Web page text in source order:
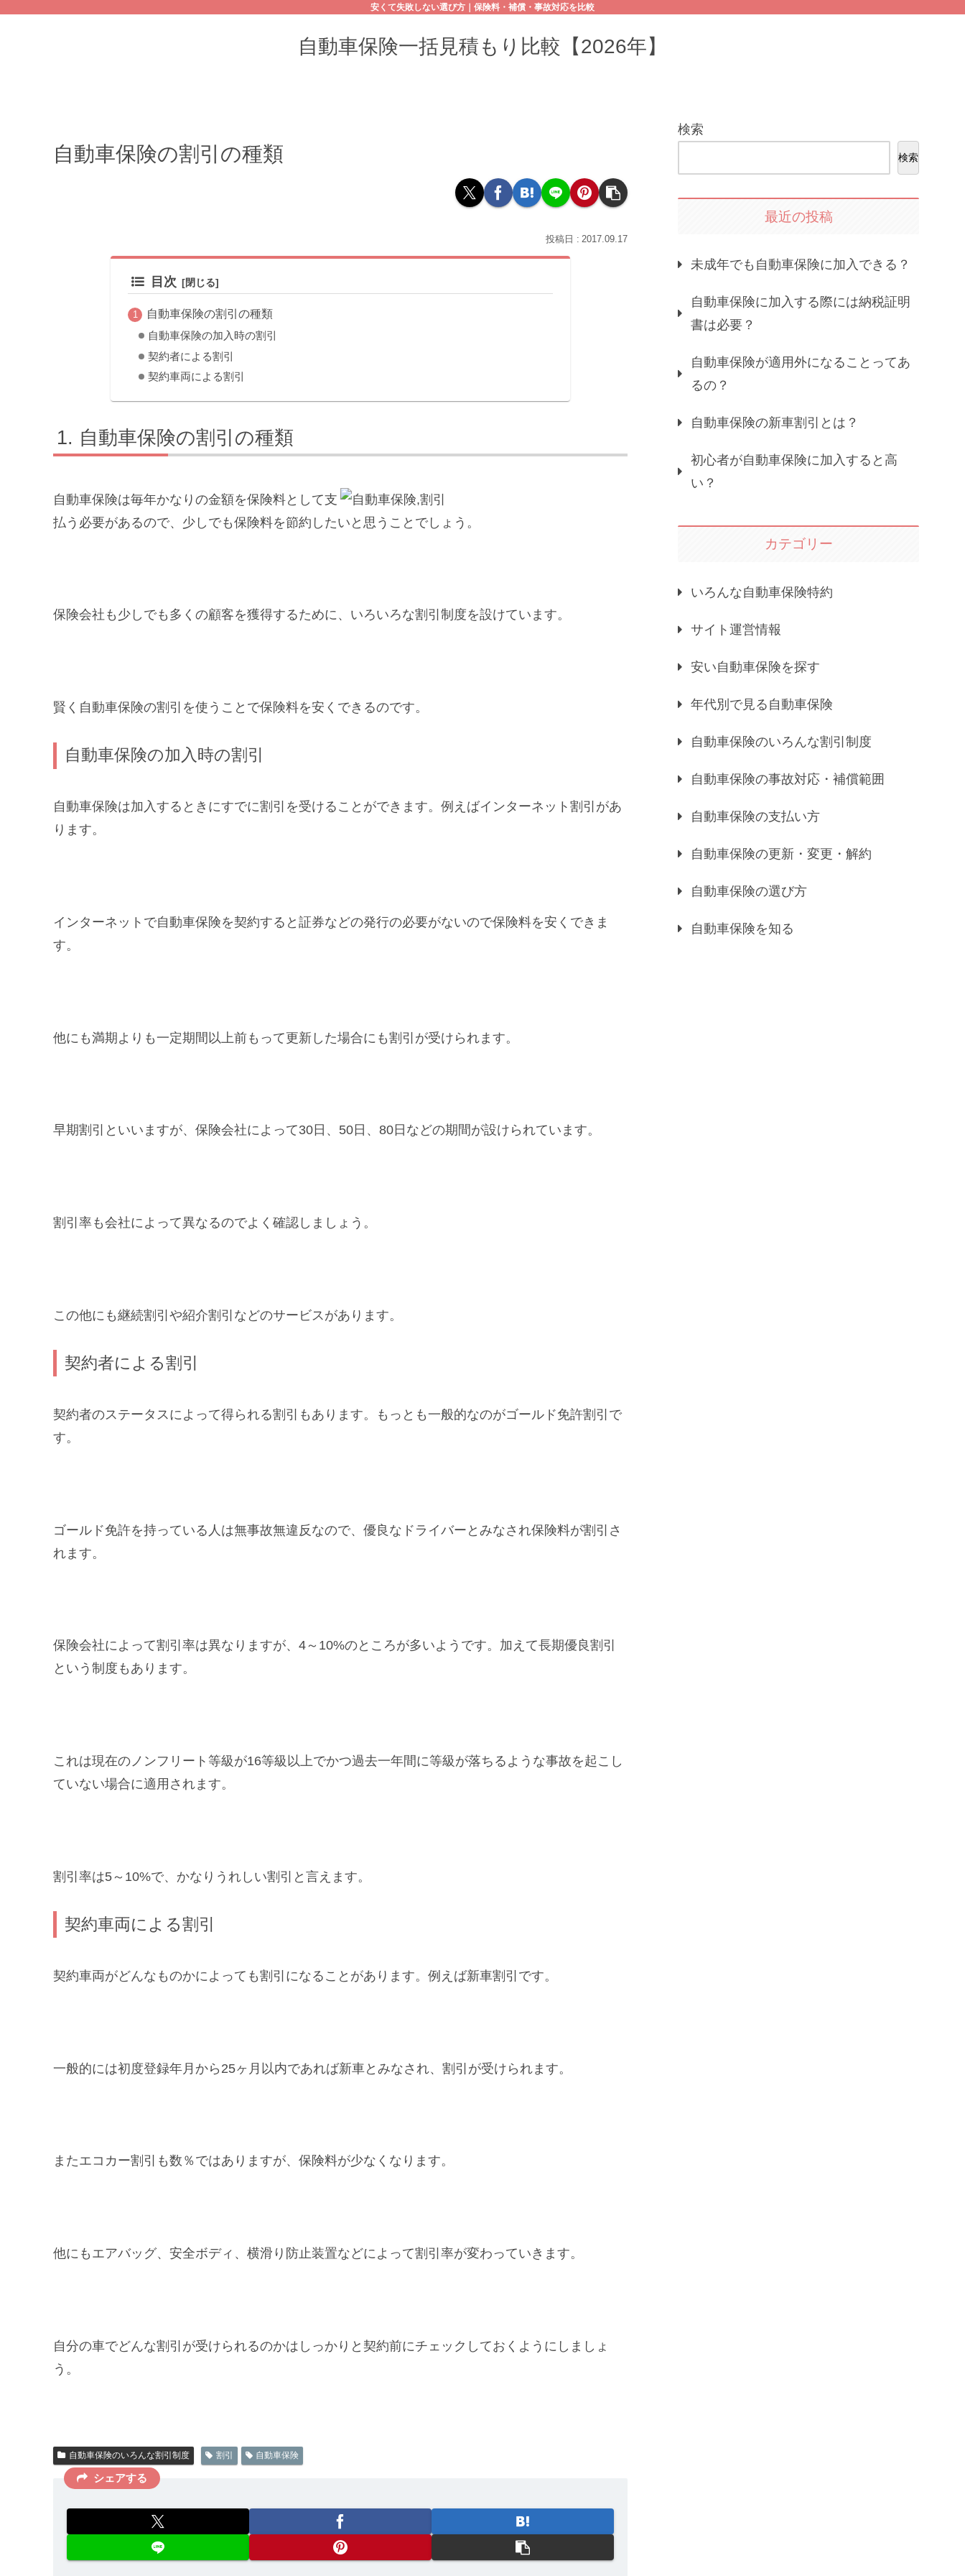
安くて失敗しない選び方｜保険料・補償・事故対応を比較
自動車保険一括見積もり比較【2026年】
自動車保険の割引の種類
2017.09.17
目次
自動車保険の割引の種類
自動車保険の加入時の割引
契約者による割引
契約車両による割引
自動車保険の割引の種類
自動車保険は毎年かなりの金額を保険料として支
払う必要があるので、少しでも保険料を節約したいと思うことでしょう。
保険会社も少しでも多くの顧客を獲得するために、いろいろな割引制度を設けています。
賢く自動車保険の割引を使うことで保険料を安くできるのです。
自動車保険の加入時の割引
自動車保険は加入するときにすでに割引を受けることができます。例えばインターネット割引があ
ります。
インターネットで自動車保険を契約すると証券などの発行の必要がないので保険料を安くできま
す。
他にも満期よりも一定期間以上前もって更新した場合にも割引が受けられます。
早期割引といいますが、保険会社によって30日、50日、80日などの期間が設けられています。
割引率も会社によって異なるのでよく確認しましょう。
この他にも継続割引や紹介割引などのサービスがあります。
契約者による割引
契約者のステータスによって得られる割引もあります。もっとも一般的なのがゴールド免許割引で
す。
ゴールド免許を持っている人は無事故無違反なので、優良なドライバーとみなされ保険料が割引さ
れます。
保険会社によって割引率は異なりますが、4～10%のところが多いようです。加えて長期優良割引
という制度もあります。
これは現在のノンフリート等級が16等級以上でかつ過去一年間に等級が落ちるような事故を起こし
ていない場合に適用されます。
割引率は5～10%で、かなりうれしい割引と言えます。
契約車両による割引
契約車両がどんなものかによっても割引になることがあります。例えば新車割引です。
一般的には初度登録年月から25ヶ月以内であれば新車とみなされ、割引が受けられます。
またエコカー割引も数％ではありますが、保険料が少なくなります。
他にもエアバッグ、安全ボディ、横滑り防止装置などによって割引率が変わっていきます。
自分の車でどんな割引が受けられるのかはしっかりと契約前にチェックしておくようにしましょ
う。
自動車保険のいろんな割引制度 割引 自動車保険
シェアする
検索
検索
最近の投稿
未成年でも自動車保険に加入できる？
自動車保険に加入する際には納税証明
書は必要？
自動車保険が適用外になることってあ
るの？
自動車保険の新車割引とは？
初心者が自動車保険に加入すると高
い？
カテゴリー
いろんな自動車保険特約
サイト運営情報
安い自動車保険を探す
年代別で見る自動車保険
自動車保険のいろんな割引制度
自動車保険の事故対応・補償範囲
自動車保険の支払い方
自動車保険の更新・変更・解約
自動車保険の選び方
自動車保険を知る